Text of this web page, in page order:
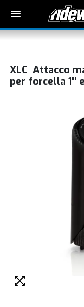
XLC Attacco
per forcella 1''